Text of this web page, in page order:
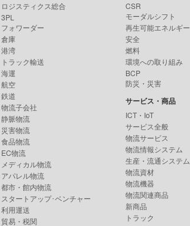
ロジスティクス総合
3PL
フォワーダー
倉庫
港湾
トラック輸送
海運
航空
鉄道
物流子会社
静脈物流
災害物流
食品物流
EC物流
メディカル物流
アパレル物流
都市・館内物流
スタートアップ･ベンチャー
利用運送
貿易・税関
CSR
モーダルシフト
再生可能エネルギー
安全
燃料
環境への取り組み
BCP
防災・災害
サービス・商品
ICT・IoT
サービス全般
物流サービス
物流情報システム
生産・流通システム
物流資材
物流機器
物流関連商品
新商品
トラック